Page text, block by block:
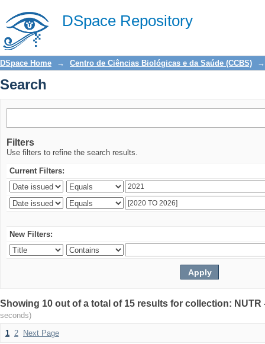
DSpace Repository
Search
DSpace Home → Centro de Ciências Biológicas e da Saúde (CCBS) →
Search
Filters
Use filters to refine the search results.
Current Filters:
New Filters:
Showing 10 out of a total of 15 results for collection:
seconds)
1 2 Next Page